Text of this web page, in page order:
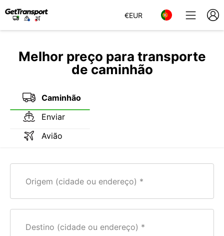
€EUR
Melhor preço para transporte
de caminhão
Caminhão
Enviar
Avião
Origem (cidade ou endereço)
Destino (cidade ou endereço)